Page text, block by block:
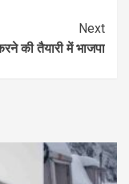
Next
की तैयारी में भाजपा